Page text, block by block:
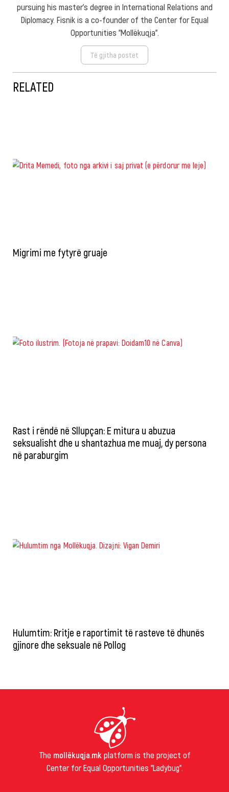
pursuing his master's degree in International Relations and
Diplomacy. Fisnik is a co-founder of the Center for Equal
Opportunities "Mollëkuqja".
Të gjitha postet
RELATED
Migrimi me fytyrë gruaje
Rast i rëndë në Sllupçan: E mitura u abuzua
seksualisht dhe u shantazhua me muaj, dy persona
në paraburgim
Hulumtim: Rritje e raportimit të rasteve të dhunës
gjinore dhe seksuale në Pollog
The mollëkuqja.mk platform is the project of
Center for Equal Opportunities "Ladybug".